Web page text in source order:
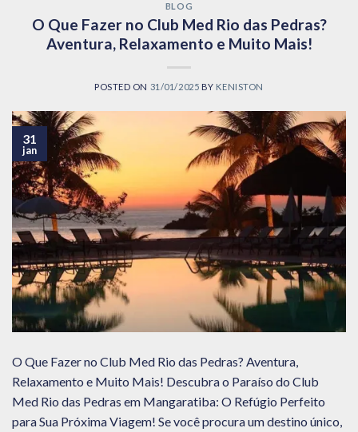
BLOG
O Que Fazer no Club Med Rio das Pedras?
Aventura, Relaxamento e Muito Mais!
POSTED ON 31/01/2025 BY KENISTON
31
jan
O Que Fazer no Club Med Rio das Pedras? Aventura,
Relaxamento e Muito Mais! Descubra o Paraíso do Club
Med Rio das Pedras em Mangaratiba: O Refúgio Perfeito
para Sua Próxima Viagem! Se você procura um destino único,